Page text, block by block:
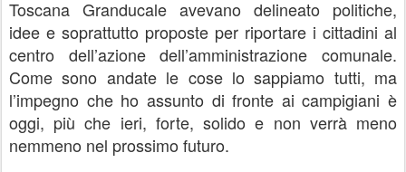
Toscana Granducale avevano delineato politiche,
idee e soprattutto proposte per riportare i cittadini al
centro dell’azione dell’amministrazione comunale.
Come sono andate le cose lo sappiamo tutti, ma
l’impegno che ho assunto di fronte ai campigiani è
oggi, più che ieri, forte, solido e non verrà meno
nemmeno nel prossimo futuro.